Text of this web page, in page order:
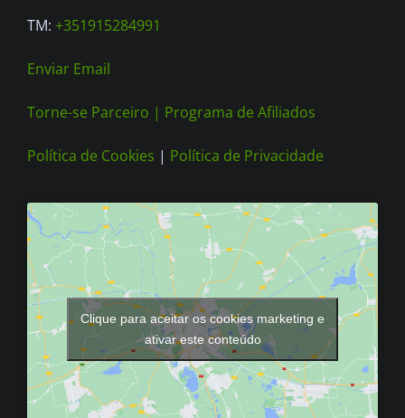
page
TM: +351915284991
Enviar Email
Torne-se Parceiro | Programa de Afiliados
Política de Cookies | Política de Privacidade
Clique para aceitar os cookies marketing e
ativar este conteúdo